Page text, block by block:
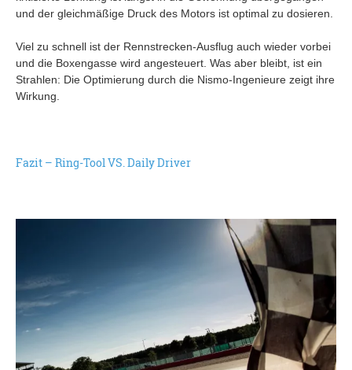
und der gleichmäßige Druck des Motors ist optimal zu dosieren.
Viel zu schnell ist der Rennstrecken-Ausflug auch wieder vorbei
und die Boxengasse wird angesteuert. Was aber bleibt, ist ein
Strahlen: Die Optimierung durch die Nismo-Ingenieure zeigt ihre
Wirkung.
Fazit – Ring-Tool VS. Daily Driver